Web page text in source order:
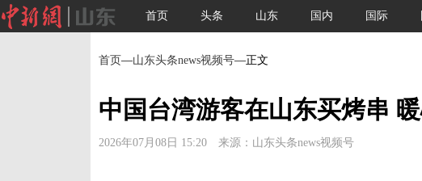
首页 头条 山东 国内 国际
首页—山东头条news视频号—正文
中国台湾游客在山东买烤串
2026年07月08日 15:20 来源：山东头条news视频号